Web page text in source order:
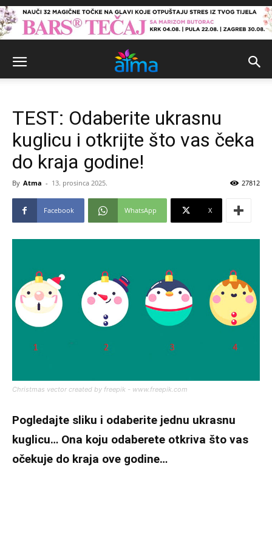
TEST: Odaberite ukrasnu
kuglicu i otkrijte što vas čeka
do kraja godine!
By Atma - 13. prosinca 2025. 27812
Facebook WhatsApp X
Christmas vector created by freepik - www.freepik.com
Pogledajte sliku i odaberite jednu ukrasnu
kuglicu… Ona koju odaberete otkriva što vas
očekuje do kraja ove godine…